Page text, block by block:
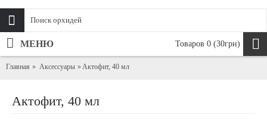
Товаров 0 (30грн)
МЕНЮ
Главная Аксессуары Актофит, 40 мл
Актофит, 40 мл